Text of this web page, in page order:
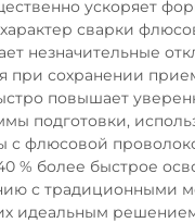
ускоряет
сварки
незначительные
при сохранении
повышает
подготовки,
с флюсовой
% более быстрое
с традиционными
идеальным